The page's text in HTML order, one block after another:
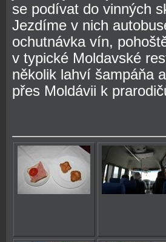
se podívat do vinných
Jezdíme v nich
ochutnávka vín,
v typické Moldavské
několik lahví šampáňa
přes Moldávii k